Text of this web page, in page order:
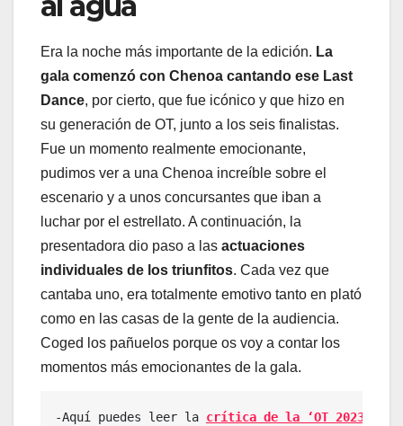
Era la noche más importante de la edición. La
gala comenzó con Chenoa cantando ese Last
Dance, por cierto, que fue icónico y que hizo en
su generación de OT, junto a los seis finalistas.
Fue un momento realmente emocionante,
pudimos ver a una Chenoa increíble sobre el
escenario y a unos concursantes que iban a
luchar por el estrellato. A continuación, la
presentadora dio paso a las actuaciones
individuales de los triunfitos. Cada vez que
cantaba uno, era totalmente emotivo tanto en plató
como en las casas de la gente de la audiencia.
Coged los pañuelos porque os voy a contar los
momentos más emocionantes de la gala.
-Aquí puedes leer la crítica de la ‘OT 2023’